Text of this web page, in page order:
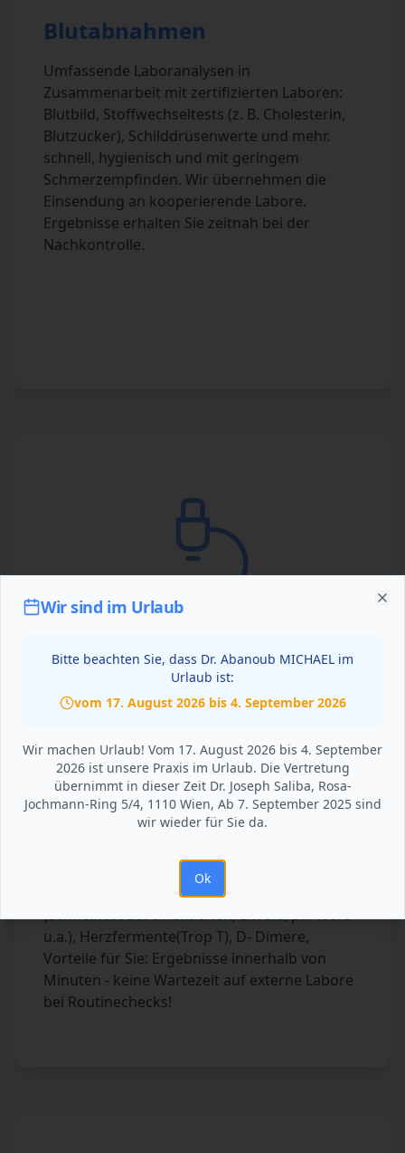
Blutabnahmen
Umfassende Laboranalysen in
Zusammenarbeit mit zertifizierten Laboren:
Blutbild, Stoffwechseltests (z. B. Cholesterin,
Blutzucker), Schilddrüsenwerte und mehr.
schnell, hygienisch und mit geringem
Schmerzempfinden. Wir übernehmen die
Einsendung an kooperierende Labore.
Ergebnisse erhalten Sie zeitnah bei der
Nachkontrolle.
Eigenes Labor -
Schnellanalysen direkt vor
Ort
In unserer hauseigenen Praxis-Laboranalyse
können wir folgende Werte sofort
Differentialblutbild), CRP (Entzündungswert)
Blutzucker (Glukose), Harnuntersuchungen
(Schnelltest auf Infektionen, Eiweiß, pH-Wert
u.a.), Herzfermente(Trop T), D- Dimere,
Vorteile für Sie: Ergebnisse innerhalb von
Minuten - keine Wartezeit auf externe Labore
bei Routinechecks!
Wir sind im Urlaub
Bitte beachten Sie, dass Dr. Abanoub MICHAEL im
Urlaub ist:
vom 17. August 2026bis 4. September 2026
Wir machen Urlaub! Vom 17. August 2026 bis 4. September
2026 ist unsere Praxis im Urlaub. Die Vertretung
übernimmt in dieser Zeit Dr. Joseph Saliba, Rosa-
Jochmann-Ring 5/4, 1110 Wien, Ab 7. September 2025 sind
wir wieder für Sie da.
Ok